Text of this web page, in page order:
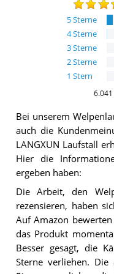
5Sterne
4Sterne
3Sterne
2Sterne
1 Stern
6.041
Bei unserem
auch die
LANGXUN Laufstall
Hier die
ergeben haben:
Die Arbeit, den
rezensieren, haben
Auf Amazon
das Produkt
Besser gesagt, die
Sterne verliehen. Die